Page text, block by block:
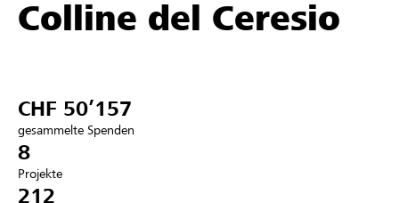
Hilfe & Support
Anmelden
Colline del Ceresio
CHF 50’157
gesammelte Spenden
8
Projekte
212